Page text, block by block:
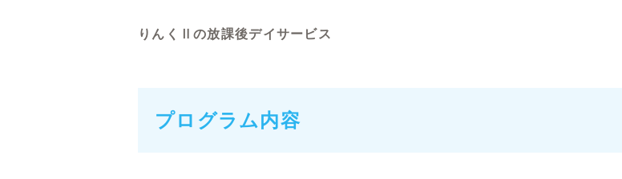
りんくⅡの放課後デイサービス
プログラム内容